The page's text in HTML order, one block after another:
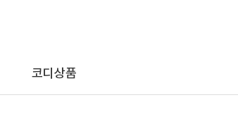
코디상품